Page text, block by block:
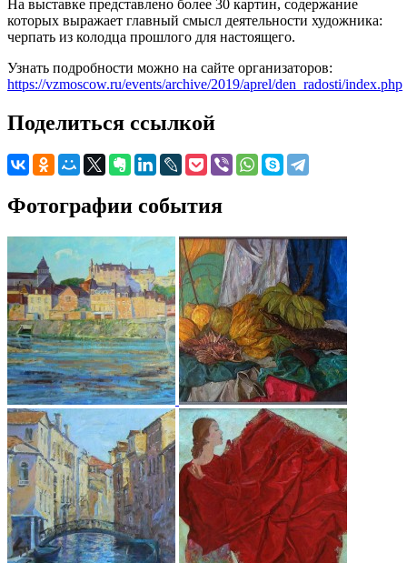
На выставке представлено более 30 картин, содержание
которых выражает главный смысл деятельности художника:
черпать из колодца прошлого для настоящего.
Узнать подробности можно на сайте организаторов:
https://vzmoscow.ru/events/archive/2019/aprel/den_radosti/index.php
Поделиться ссылкой
Фотографии события